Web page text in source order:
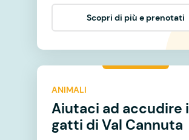
Scopri di più e prenotati
ANIMALI
Aiutaci ad accudire i
gatti di Val Cannuta